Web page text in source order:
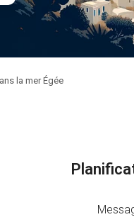
la mer Égée